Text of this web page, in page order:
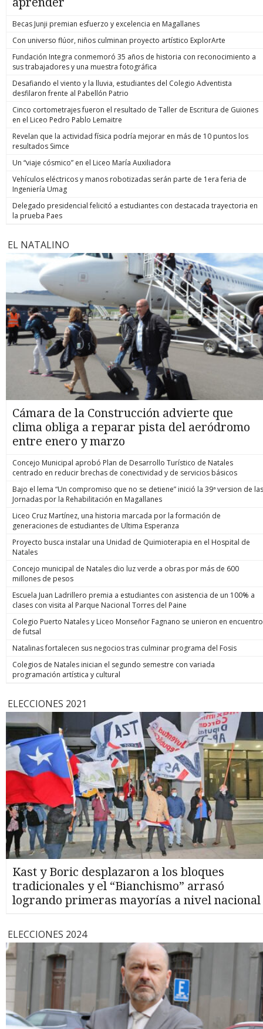
Becas Junji premian esfuerzo y excelencia en Magallanes
Con universo flúor, niños culminan proyecto artístico ExplorArte
Fundación Integra conmemoró 35 años de historia con reconocimiento a
sus trabajadores y una muestra fotográfica
Desafiando el viento y la lluvia, estudiantes del Colegio Adventista
desfilaron frente al Pabellón Patrio
Cinco cortometrajes fueron el resultado de Taller de Escritura de Guiones
en el Liceo Pedro Pablo Lemaitre
Revelan que la actividad física podría mejorar en más de 10 puntos los
resultados Simce
Un “viaje cósmico” en el Liceo María Auxiliadora
Vehículos eléctricos y manos robotizadas serán parte de 1era feria de
Ingeniería Umag
Delegado presidencial felicitó a estudiantes con destacada trayectoria en
la prueba Paes
EL NATALINO
Cámara de la Construcción advierte que
clima obliga a reparar pista del aeródromo
entre enero y marzo
Concejo Municipal aprobó Plan de Desarrollo Turístico de Natales
centrado en reducir brechas de conectividad y de servicios básicos
Bajo el lema “Un compromiso que no se detiene” inició la 39ª version de las
Jornadas por la Rehabilitación en Magallanes
Liceo Cruz Martínez, una historia marcada por la formación de
generaciones de estudiantes de Ultima Esperanza
Proyecto busca instalar una Unidad de Quimioterapia en el Hospital de
Natales
Concejo municipal de Natales dio luz verde a obras por más de 600
millones de pesos
Escuela Juan Ladrillero premia a estudiantes con asistencia de un 100% a
clases con visita al Parque Nacional Torres del Paine
Colegio Puerto Natales y Liceo Monseñor Fagnano se unieron en encuentro
de futsal
Natalinas fortalecen sus negocios tras culminar programa del Fosis
Colegios de Natales inician el segundo semestre con variada
programación artística y cultural
ELECCIONES 2021
Kast y Boric desplazaron a los bloques
tradicionales y el “Bianchismo” arrasó
logrando primeras mayorías a nivel nacional
ELECCIONES 2024